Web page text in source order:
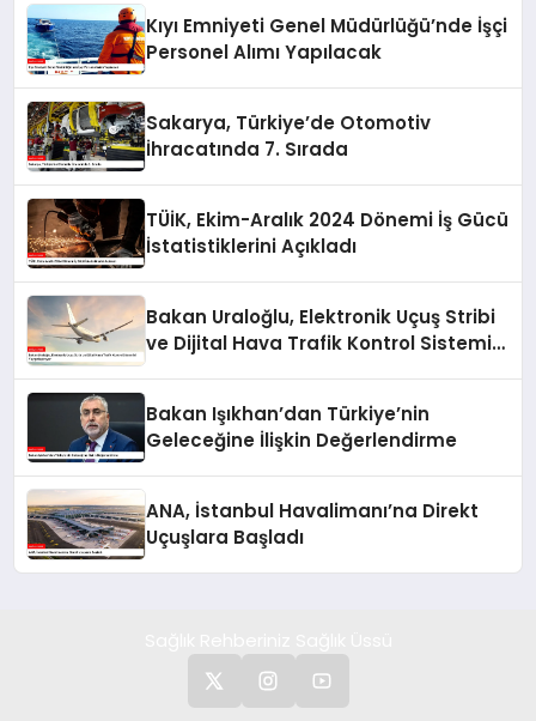
Kıyı Emniyeti Genel Müdürlüğü’nde İşçi
Personel Alımı Yapılacak
Sakarya, Türkiye’de Otomotiv
İhracatında 7. Sırada
TÜİK, Ekim-Aralık 2024 Dönemi İş Gücü
İstatistiklerini Açıkladı
Bakan Uraloğlu, Elektronik Uçuş Stribi
ve Dijital Hava Trafik Kontrol Sistemini
Bakan Işıkhan’dan Türkiye’nin
Geleceğine İlişkin Değerlendirme
ANA, İstanbul Havalimanı’na Direkt
Uçuşlara Başladı